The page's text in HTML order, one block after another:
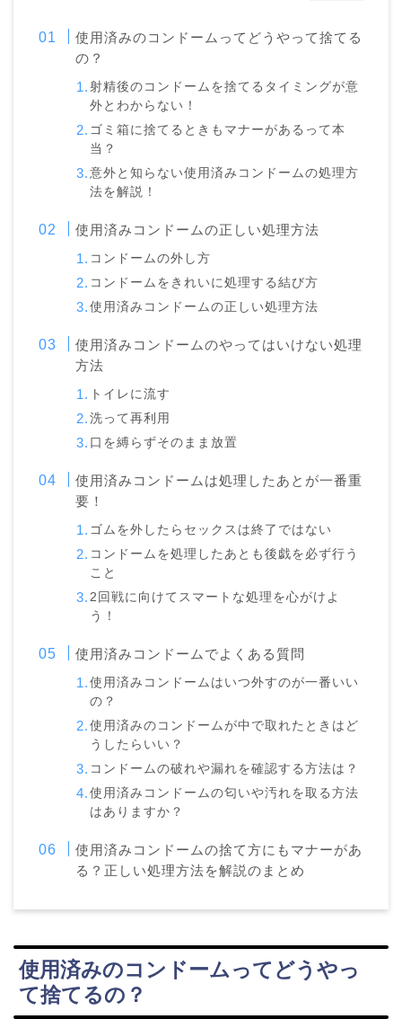
使用済みのコンドームってどうやって捨てる
の？
射精後のコンドームを捨てるタイミングが意
外とわからない！
ゴミ箱に捨てるときもマナーがあるって本
当？
意外と知らない使用済みコンドームの処理方
法を解説！
使用済みコンドームの正しい処理方法
コンドームの外し方
コンドームをきれいに処理する結び方
使用済みコンドームの正しい処理方法
使用済みコンドームのやってはいけない処理
方法
トイレに流す
洗って再利用
口を縛らずそのまま放置
使用済みコンドームは処理したあとが一番重
要！
ゴムを外したらセックスは終了ではない
コンドームを処理したあとも後戯を必ず行う
こと
2回戦に向けてスマートな処理を心がけよ
う！
使用済みコンドームでよくある質問
使用済みコンドームはいつ外すのが一番いい
の？
使用済みのコンドームが中で取れたときはど
うしたらいい？
コンドームの破れや漏れを確認する方法は？
使用済みコンドームの匂いや汚れを取る方法
はありますか？
使用済みコンドームの捨て方にもマナーがあ
る？正しい処理方法を解説のまとめ
使用済みのコンドームってどうやっ
て捨てるの？